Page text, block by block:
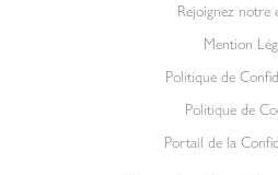
Rejoignez notre
Mention
Politique de
Politique de
Portail de la